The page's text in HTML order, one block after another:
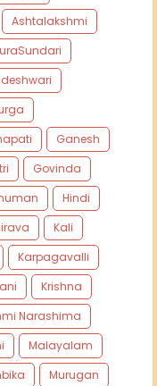
Ashtalakshmi
Ganesh
Govinda
Hindi
Kali
Karpagavalli
Krishna
Narashima
Malayalam
Murugan